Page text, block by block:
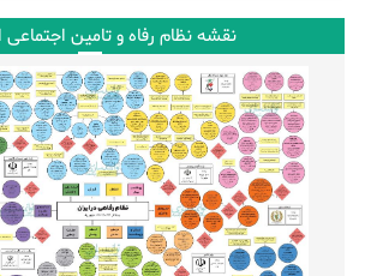
نقشه نظام رفاه و تامین اجتماعی